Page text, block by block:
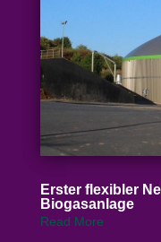
Erster flexibler
Biogasanlage
Read More